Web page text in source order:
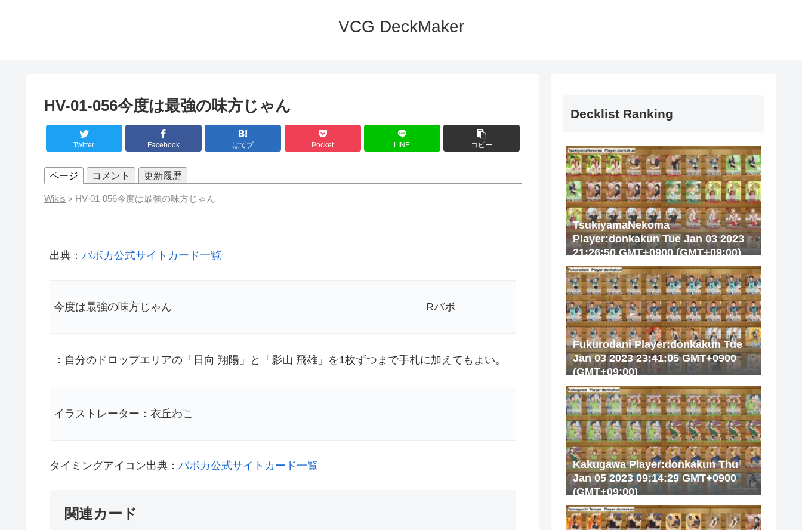
VCG DeckMaker
HV-01-056今度は最強の味方じゃん
Twitter Facebook はてブ Pocket LINE コピー
ページ コメント 更新履歴
Wikis > HV-01-056今度は最強の味方じゃん
出典： バボカ公式サイトカード一覧
今度は最強の味方じゃん Rバボ
：自分のドロップエリアの「日向 翔陽」と「影山 飛雄」を1枚ずつまで手札に加えてもよい。
イラストレーター：衣丘わこ
タイミングアイコン出典： バボカ公式サイトカード一覧
関連カード
Decklist Ranking
TsukiyamaNekoma
Player:donkakun Tue Jan 03 2023
21:26:50 GMT+0900 (GMT+09:00)
Fukurodani Player:donkakun Tue
Jan 03 2023 23:41:05 GMT+0900
(GMT+09:00)
Kakugawa Player:donkakun Thu
Jan 05 2023 09:14:29 GMT+0900
(GMT+09:00)